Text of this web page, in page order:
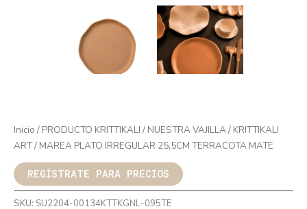
Inicio / PRODUCTO KRITTIKALI / NUESTRA VAJILLA/ KRITTIKALI
ART/ MAREA PLATO IRREGULAR 25,5CM TERRACOTA MATE
REGÍSTRATE PARA PRECIOS
SKU: SU2204-00134KTTKGNL-095TE